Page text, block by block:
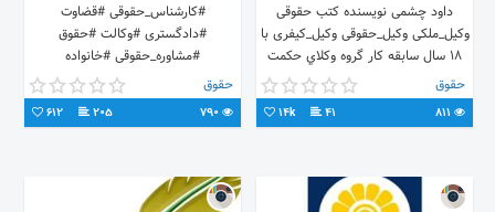
داود چشمی نويسنده كتب حقوقی
وکیل_ملکی وکیل_حقوقی وکیل_کیفری با
18 سال سابقه كار گروه وكلاي حكمت
شماره تماس : 02177719337
پاسخگویی به سوالات فقط👇
حقوق
41
14k
#کارشناس_حقوقی #قضاوت
#دادگستری #وکالت #حقوق
#مشاوره_حقوقی #خانواده
#منطقه_ویژه_اقتصادی_پتروشیمی
#بندر_ماهشهر #بندر_امام_خمینی
حقوق
205
612